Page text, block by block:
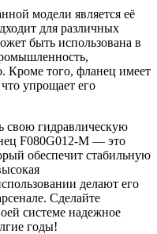
модели является её
для различных
быть использована в
Кроме того, фланец имеет
упрощает его
свою гидравлическую
F080G012-M — это
обеспечит стабильную
делают его
Сделайте
системе надежное
годы!